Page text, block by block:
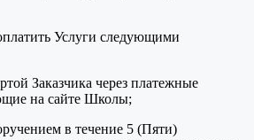
Услуги следующими
Заказчика через платежные
на сайте Школы;
в течение 5 (Пяти)